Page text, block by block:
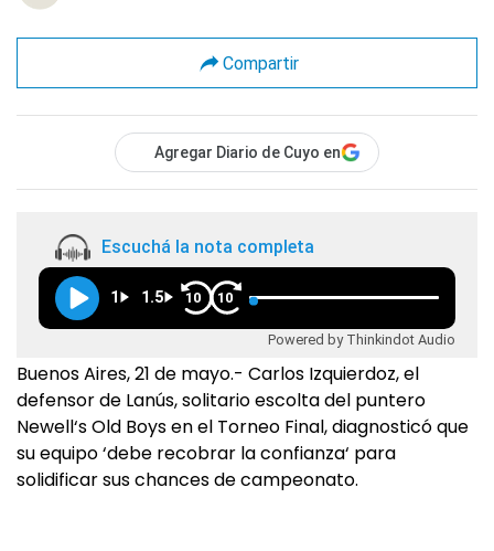
Compartir
Agregar Diario de Cuyo en
Escuchá la nota completa
1 1.5 10 10
Powered by Thinkindot Audio
Buenos Aires, 21 de mayo.- Carlos Izquierdoz, el
defensor de Lanús, solitario escolta del puntero
Newell‘s Old Boys en el Torneo Final, diagnosticó que
su equipo ‘debe recobrar la confianza‘ para
solidificar sus chances de campeonato.